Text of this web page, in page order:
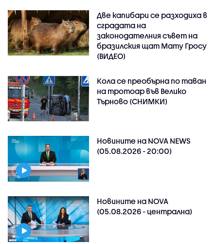
Две капибари се разходиха в
сградата на
законодателния съвет на
бразилския щат Мату Гросу
(ВИДЕО)
Кола се преобърна по таван
на тротоар във Велико
Търново (СНИМКИ)
Новините на NOVA NEWS
(05.08.2026 - 20:00)
Новините на NOVA
(05.08.2026 - централна)